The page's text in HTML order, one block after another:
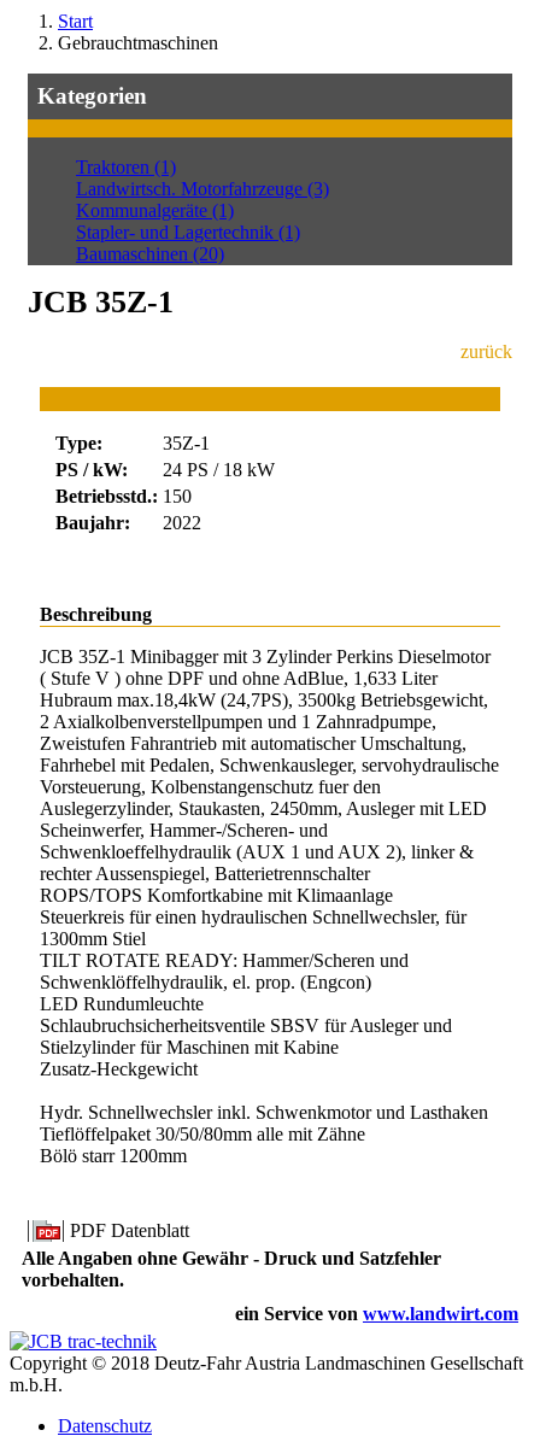
Start
Gebrauchtmaschinen
Kategorien
Traktoren (1)
Landwirtsch. Motorfahrzeuge (3)
Kommunalgeräte (1)
Stapler- und Lagertechnik (1)
Baumaschinen (20)
JCB 35Z-1
zurück
Type:
35Z-1
PS / kW:
24 PS / 18 kW
Betriebsstd.: 150
Baujahr:
2022
Beschreibung
JCB 35Z-1 Minibagger mit 3 Zylinder Perkins Dieselmotor
( Stufe V ) ohne DPF und ohne AdBlue, 1,633 Liter
Hubraum max.18,4kW (24,7PS), 3500kg Betriebsgewicht,
2 Axialkolbenverstellpumpen und 1 Zahnradpumpe,
Zweistufen Fahrantrieb mit automatischer Umschaltung,
Fahrhebel mit Pedalen, Schwenkausleger, servohydraulische
Vorsteuerung, Kolbenstangenschutz fuer den
Auslegerzylinder, Staukasten, 2450mm, Ausleger mit LED
Scheinwerfer, Hammer-/Scheren- und
Schwenkloeffelhydraulik (AUX 1 und AUX 2), linker &
rechter Aussenspiegel, Batterietrennschalter
ROPS/TOPS Komfortkabine mit Klimaanlage
Steuerkreis für einen hydraulischen Schnellwechsler, für
1300mm Stiel
TILT ROTATE READY: Hammer/Scheren und
Schwenklöffelhydraulik, el. prop. (Engcon)
LED Rundumleuchte
Schlaubruchsicherheitsventile SBSV für Ausleger und
Stielzylinder für Maschinen mit Kabine
Zusatz-Heckgewicht
Hydr. Schnellwechsler inkl. Schwenkmotor und Lasthaken
Tieflöffelpaket 30/50/80mm alle mit Zähne
Bölö starr 1200mm
PDF Datenblatt
Alle Angaben ohne Gewähr - Druck und Satzfehler
vorbehalten.
ein Service von www.landwirt.com
Copyright © 2018 Deutz-Fahr Austria Landmaschinen Gesellschaft
m.b.H.
Datenschutz